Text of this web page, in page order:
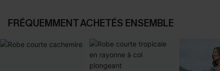
FRÉQUEMMENT ACHETÉS ENSEMBLE